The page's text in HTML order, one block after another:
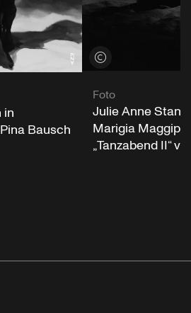
in
Bausch
Credits öffnen
Foto
Julie Anne
Marigia
„Tanzabend II“